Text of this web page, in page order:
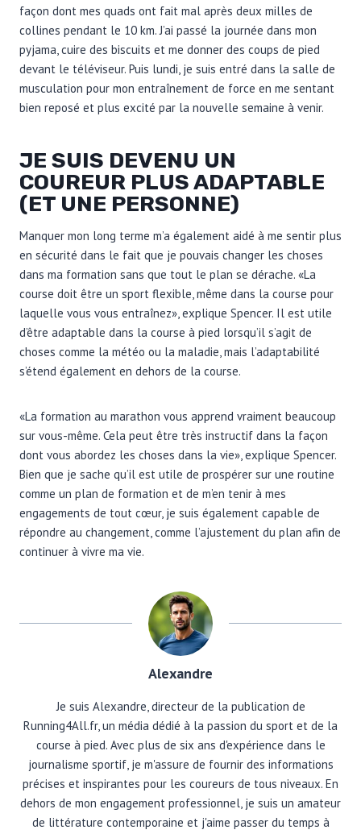
façon dont mes quads ont fait mal après deux milles de
collines pendant le 10 km. J’ai passé la journée dans mon
pyjama, cuire des biscuits et me donner des coups de pied
devant le téléviseur. Puis lundi, je suis entré dans la salle de
musculation pour mon entraînement de force en me sentant
bien reposé et plus excité par la nouvelle semaine à venir.
JE SUIS DEVENU UN
COUREUR PLUS ADAPTABLE
(ET UNE PERSONNE)
Manquer mon long terme m’a également aidé à me sentir plus
en sécurité dans le fait que je pouvais changer les choses
dans ma formation sans que tout le plan se dérache. «La
course doit être un sport flexible, même dans la course pour
laquelle vous vous entraînez», explique Spencer. Il est utile
d’être adaptable dans la course à pied lorsqu’il s’agit de
choses comme la météo ou la maladie, mais l’adaptabilité
s’étend également en dehors de la course.
«La formation au marathon vous apprend vraiment beaucoup
sur vous-même. Cela peut être très instructif dans la façon
dont vous abordez les choses dans la vie», explique Spencer.
Bien que je sache qu’il est utile de prospérer sur une routine
comme un plan de formation et de m’en tenir à mes
engagements de tout cœur, je suis également capable de
répondre au changement, comme l’ajustement du plan afin de
continuer à vivre ma vie.
Alexandre
Je suis Alexandre, directeur de la publication de
Running4All.fr, un média dédié à la passion du sport et de la
course à pied. Avec plus de six ans d'expérience dans le
journalisme sportif, je m'assure de fournir des informations
précises et inspirantes pour les coureurs de tous niveaux. En
dehors de mon engagement professionnel, je suis un amateur
de littérature contemporaine et j'aime passer du temps à